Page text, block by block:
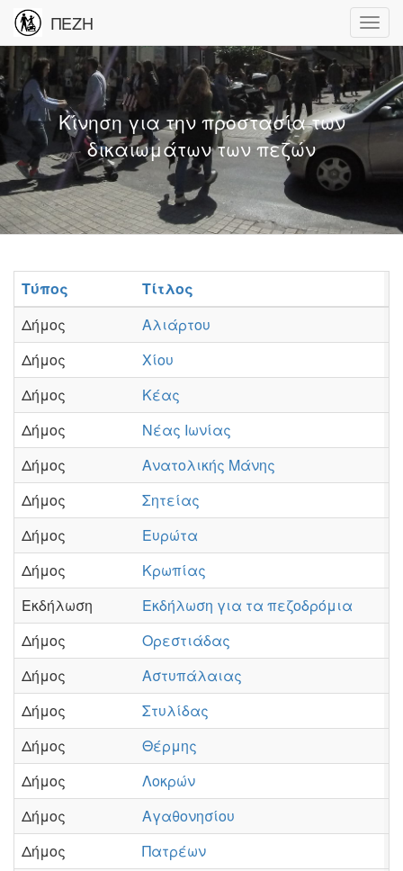
ΠΕΖΗ
Κίνηση για την προστασία των
δικαιωμάτων των πεζών
Τύπος Τίτλος
Δήμος
Αλιάρτου
Δήμος
Χίου
Δήμος
Κέας
Δήμος
Νέας Ιωνίας
Δήμος
Ανατολικής Μάνης
Δήμος
Σητείας
Δήμος
Ευρώτα
Δήμος
Κρωπίας
Εκδήλωση
Εκδήλωση για τα πεζοδρόμια
Δήμος
Ορεστιάδας
Δήμος
Αστυπάλαιας
Δήμος
Στυλίδας
Δήμος
Θέρμης
Δήμος
Λοκρών
Δήμος
Αγαθονησίου
Δήμος
Πατρέων